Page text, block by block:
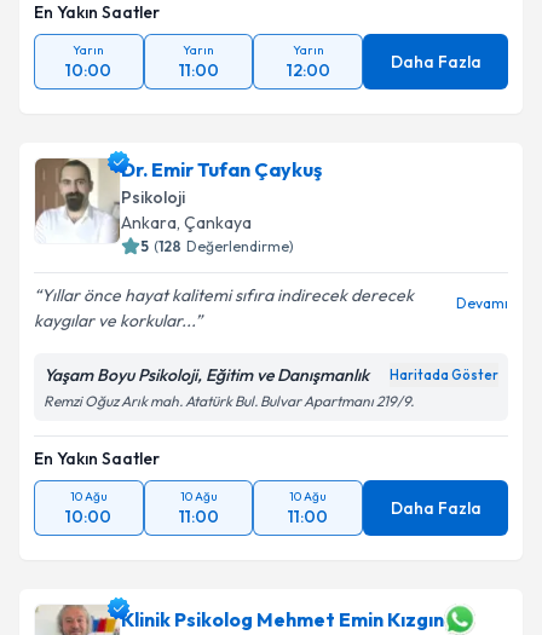
En Yakın Saatler
Yarın
10:00
Yarın
11:00
Yarın
12:00 Daha Fazla
Dr. Emir Tufan Çaykuş
Psikoloji
Ankara, Çankaya
5 (128 Değerlendirme)
Yıllar önce hayat kalitemi sıfıra indirecek derecek
kaygılar ve korkular...
Devamı
Yaşam Boyu Psikoloji, Eğitim ve Danışmanlık Haritada Göster
Remzi Oğuz Arık mah. Atatürk Bul. Bulvar Apartmanı 219/9.
En Yakın Saatler
10 Ağu
10:00
10 Ağu
11:00
10 Ağu
11:00 Daha Fazla
Klinik Psikolog Mehmet Emin Kızgın